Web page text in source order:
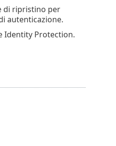
di ripristino per
autenticazione.
Identity Protection.